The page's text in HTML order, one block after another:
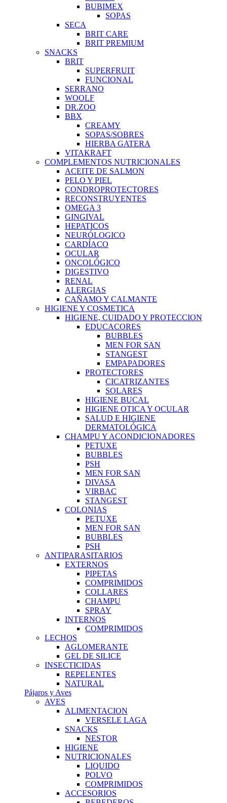
BUBIMEX
SOPAS
SECA
BRIT CARE
BRIT PREMIUM
SNACKS
BRIT
SUPERFRUIT
FUNCIONAL
SERRANO
WOOLF
DR.ZOO
BBX
CREAMY
SOPAS/SOBRES
HIERBA GATERA
VITAKRAFT
COMPLEMENTOS NUTRICIONALES
ACEITE DE SALMON
PELO Y PIEL
CONDROPROTECTORES
RECONSTRUYENTES
OMEGA 3
GINGIVAL
HEPATICOS
NEURÓLOGICO
CARDÍACO
OCULAR
ONCOLÓGICO
DIGESTIVO
RENAL
ALERGIAS
CAÑAMO Y CALMANTE
HIGIENE Y COSMETICA
HIGIENE, CUIDADO Y PROTECCION
EDUCACORES
BUBBLES
MEN FOR SAN
STANGEST
EMPAPADORES
PROTECTORES
CICATRIZANTES
SOLARES
HIGIENE BUCAL
HIGIENE OTICA Y OCULAR
SALUD E HIGIENE
DERMATOLÓGICA
CHAMPU Y ACONDICIONADORES
PETUXE
BUBBLES
PSH
MEN FOR SAN
DIVASA
VIRBAC
STANGEST
COLONIAS
PETUXE
MEN FOR SAN
BUBBLES
PSH
ANTIPARASITARIOS
EXTERNOS
PIPETAS
COMPRIMIDOS
COLLARES
CHAMPU
SPRAY
INTERNOS
COMPRIMIDOS
LECHOS
AGLOMERANTE
GEL DE SILICE
INSECTICIDAS
REPELENTES
NATURAL
Pájaros y Aves
AVES
ALIMENTACION
VERSELE LAGA
SNACKS
NESTOR
HIGIENE
NUTRICIONALES
LIQUIDO
POLVO
COMPRIMIDOS
ACCESORIOS